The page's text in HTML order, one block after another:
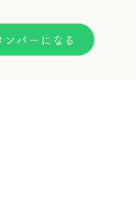
ンバーになる